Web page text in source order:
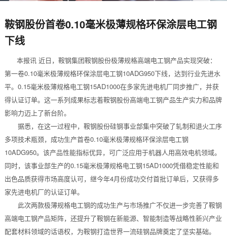
装备制造
紫竹农装
紫竹国贸
紫竹物资
鞍钢股份首卷0.10毫米极薄规格环保涂层电工钢
下线
本报讯 近日，鞍钢集团鞍钢股份极薄规格高端电工钢产品实现突破：
第一卷0.10毫米极薄规格环保涂层电工钢10ADG950下线，达到行业先进水
平。0.15毫米极薄规格电工钢15AD1000在多家先进电机厂同步推广，并获
得认证订单。这一系列成果标志着鞍钢股份高端电工钢产品生产实力和品牌
影响力迈上了新台阶。
据悉，在这一过程中，鞍钢股份硅钢事业部集中突破了轧制和退火工序
多项技术瓶颈，成功生产首卷0.10毫米极薄规格环保涂层电工钢
10ADG950。该产品性能指标优异，可广泛应用于机器人用高效电机领域。
同时，该事业部生产的0.15毫米极薄规格电工钢15AD1000凭借稳定性能和
出色品质获得市场高度认可，继今年4月份成功交付首批订单后，又获得多
家先进电机厂的认证订单。
此次两款极薄规格电工钢的成功生产与市场推广不仅进一步完善了鞍钢
高端电工钢产品矩阵，还提升了鞍钢在新能源、智能制造等战略性新兴产业
配套材料领域的话语权，为鞍钢打造世界一流硅钢品牌奠定了坚实基础。